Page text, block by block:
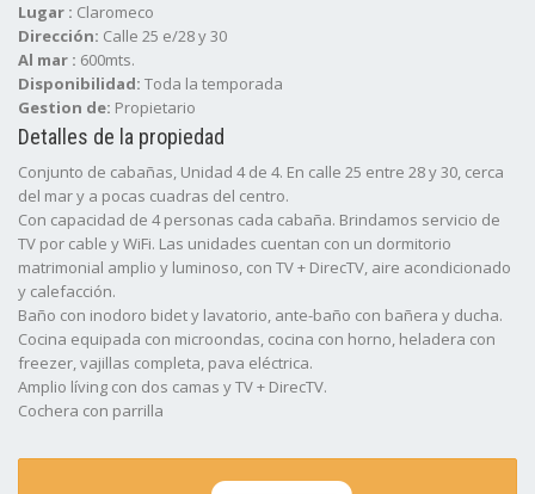
Lugar : Claromeco
Dirección: Calle 25 e/28 y 30
Al mar : 600mts.
Disponibilidad: Toda la temporada
Gestion de: Propietario
Detalles de la propiedad
Conjunto de cabañas, Unidad 4 de 4. En calle 25 entre 28 y 30, cerca
del mar y a pocas cuadras del centro.
Con capacidad de 4 personas cada cabaña. Brindamos servicio de
TV por cable y WiFi. Las unidades cuentan con un dormitorio
matrimonial amplio y luminoso, con TV + DirecTV, aire acondicionado
y calefacción.
Baño con inodoro bidet y lavatorio, ante-baño con bañera y ducha.
Cocina equipada con microondas, cocina con horno, heladera con
freezer, vajillas completa, pava eléctrica.
Amplio lí­ving con dos camas y TV + DirecTV.
Cochera con parrilla
Piscina al aire libre